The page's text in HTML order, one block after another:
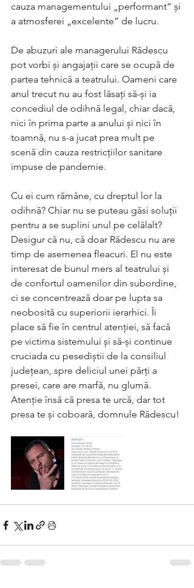
cauza managementului „performant” și
a atmosferei „excelente” de lucru.
De abuzuri ale managerului Rădescu
pot vorbi și angajații care se ocupă de
partea tehnică a teatrului. Oameni care
anul trecut nu au fost lăsați să-și ia
concediul de odihnă legal, chiar dacă,
nici în prima parte a anului și nici în
toamnă, nu s-a jucat prea mult pe
scenă din cauza restricțiilor sanitare
impuse de pandemie.
Cu ei cum rămâne, cu dreptul lor la
odihnă? Chiar nu se puteau găsi soluții
pentru a se suplini unul pe celălalt?
Desigur că nu, că doar Rădescu nu are
timp de asemenea fleacuri. El nu este
interesat de bunul mers al teatrului și
de confortul oamenilor din subordine,
ci se concentrează doar pe lupta sa
neobosită cu superiorii ierarhici. Îi
place să fie în centrul atenției, să facă
pe victima sistemului și să-și continue
cruciada cu pesediștii de la consiliul
județean, spre deliciul unei părți a
presei, care are marfă, nu glumă.
Atenție însă că presa te urcă, dar tot
presa te și coboară, domnule Rădescu!